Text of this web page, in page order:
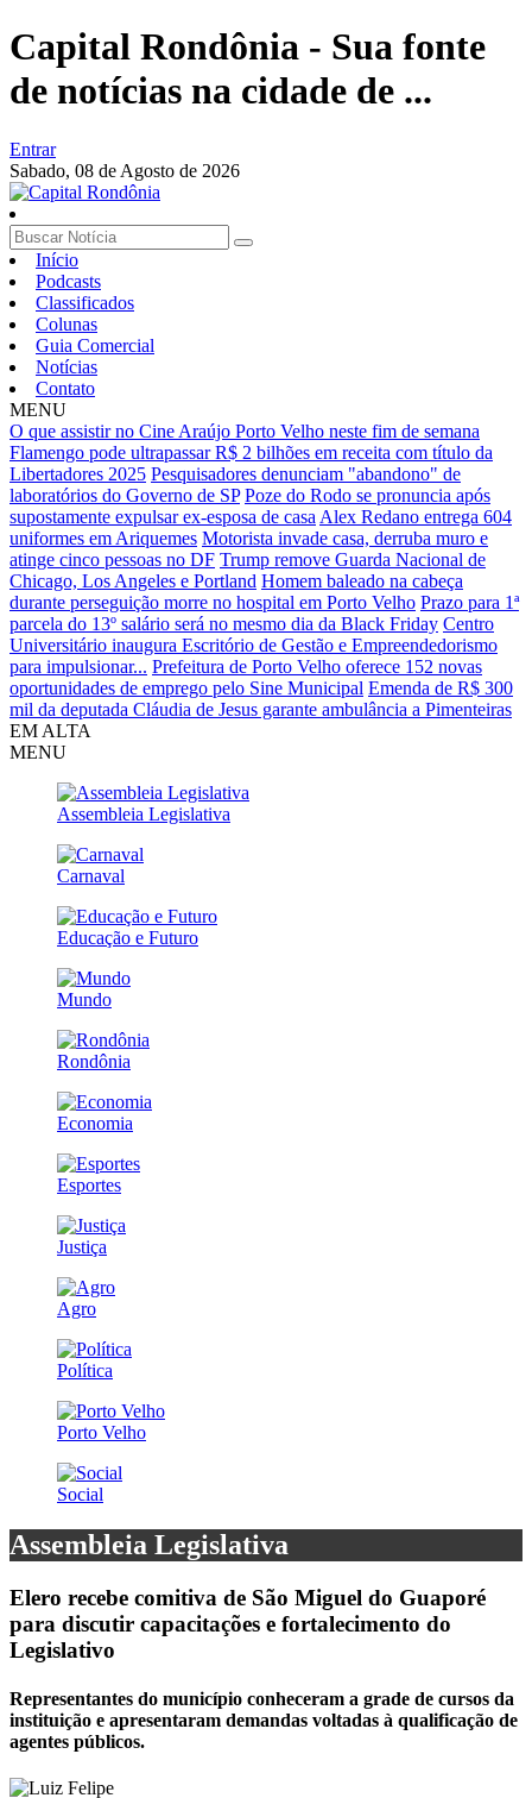
Capital Rondônia - Sua fonte
de notícias na cidade de ...
Entrar
Sabado, 08 de Agosto de 2026
Início
Podcasts
Classificados
Colunas
Guia Comercial
Notícias
Contato
MENU
O que assistir no Cine Araújo Porto Velho neste fim de semana
Flamengo pode ultrapassar R$ 2 bilhões em receita com título da
Libertadores 2025 Pesquisadores denunciam "abandono" de
laboratórios do Governo de SP Poze do Rodo se pronuncia após
supostamente expulsar ex-esposa de casa Alex Redano entrega 604
uniformes em Ariquemes Motorista invade casa, derruba muro e
atinge cinco pessoas no DF Trump remove Guarda Nacional de
Chicago, Los Angeles e Portland Homem baleado na cabeça
durante perseguição morre no hospital em Porto Velho Prazo para 1ª
parcela do 13º salário será no mesmo dia da Black Friday Centro
Universitário inaugura Escritório de Gestão e Empreendedorismo
para impulsionar... Prefeitura de Porto Velho oferece 152 novas
oportunidades de emprego pelo Sine Municipal Emenda de R$ 300
mil da deputada Cláudia de Jesus garante ambulância a Pimenteiras
EM ALTA
MENU
Assembleia Legislativa
Carnaval
Educação e Futuro
Mundo
Rondônia
Economia
Esportes
Justiça
Agro
Política
Porto Velho
Social
Assembleia Legislativa
Elero recebe comitiva de São Miguel do Guaporé
para discutir capacitações e fortalecimento do
Legislativo
Representantes do município conheceram a grade de cursos da
instituição e apresentaram demandas voltadas à qualificação de
agentes públicos.